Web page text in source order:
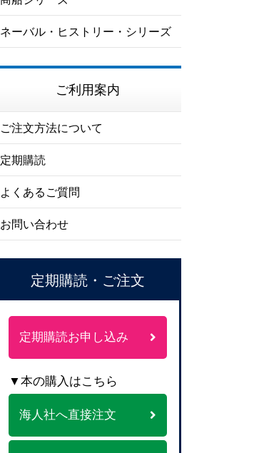
ネーバル・ヒストリー・シリーズ
ご利用案内
ご注文方法について
定期購読
よくあるご質問
お問い合わせ
定期購読・ご注文
定期購読お申し込み
▼本の購入はこちら
海人社へ直接注文